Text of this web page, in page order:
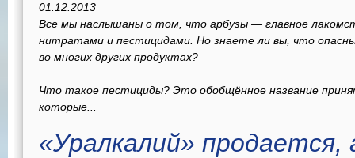
01.12.2013
Все мы наслышаны о том, что арбузы — главное
нитратами и пестицидами. Но знаете ли вы, что
во многих других продуктах?
Что такое пестициды? Это обобщённое название
которые...
«Уралкалий»